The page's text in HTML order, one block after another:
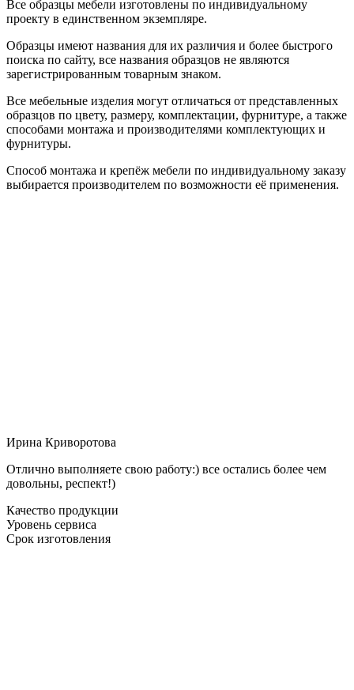
Все образцы мебели изготовлены по индивидуальному
проекту в единственном экземпляре.
Образцы имеют названия для их различия и более быстрого
поиска по сайту, все названия образцов не являются
зарегистрированным товарным знаком.
Все мебельные изделия могут отличаться от представленных
образцов по цвету, размеру, комплектации, фурнитуре, а также
способами монтажа и производителями комплектующих и
фурнитуры.
Способ монтажа и крепёж мебели по индивидуальному заказу
выбирается производителем по возможности её применения.
Ирина Криворотова
Отлично выполняете свою работу:) все остались более чем
довольны, респект!)
Качество продукции
Уровень сервиса
Срок изготовления